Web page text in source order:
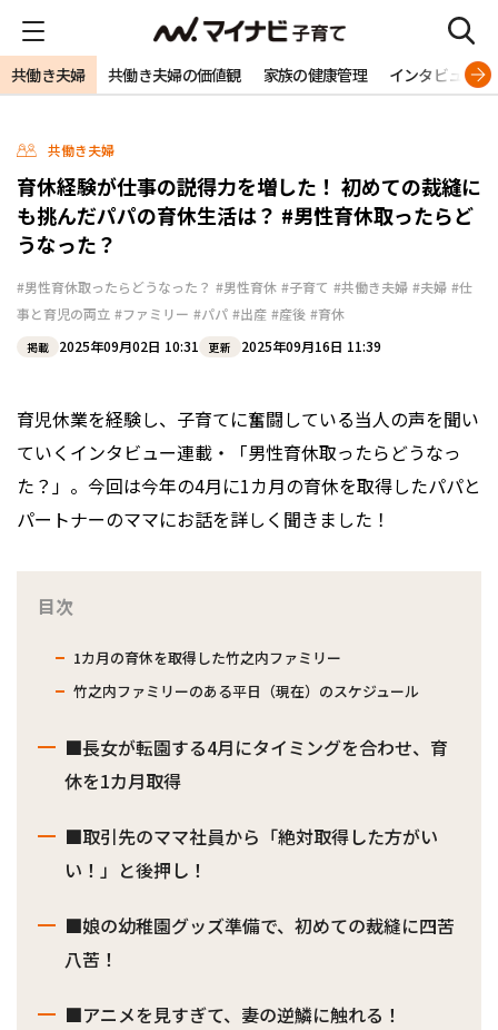
共働き夫婦 共働き夫婦の価値観 家族の健康管理 インタビュー
共働き夫婦
育休経験が仕事の説得力を増した！ 初めての裁縫に
も挑んだパパの育休生活は？ #男性育休取ったらど
うなった？
#男性育休取ったらどうなった？ #男性育休 #子育て #共働き夫婦 #夫婦 #仕
事と育児の両立 #ファミリー #パパ #出産 #産後 #育休
掲載 2025年09月02日 10:31 更新 2025年09月16日 11:39
育児休業を経験し、子育てに奮闘している当人の声を聞い
ていくインタビュー連載・「男性育休取ったらどうなっ
た？」。今回は今年の4月に1カ月の育休を取得したパパと
パートナーのママにお話を詳しく聞きました！
目次
1カ月の育休を取得した竹之内ファミリー
竹之内ファミリーのある平日（現在）のスケジュール
■長女が転園する4月にタイミングを合わせ、育
休を1カ月取得
■取引先のママ社員から「絶対取得した方がい
い！」と後押し！
■娘の幼稚園グッズ準備で、初めての裁縫に四苦
八苦！
■アニメを見すぎて、妻の逆鱗に触れる！